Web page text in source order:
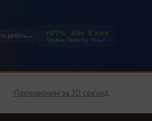
работы → +87%
Трафик
45+
Проекты
5 лет
Опыт
Перезвоним за 30 секунд